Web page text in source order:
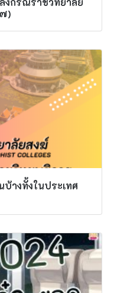
)
างทั้งในประเทศ